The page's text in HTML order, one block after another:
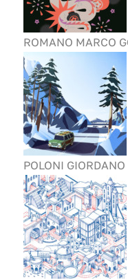
ROMANO MARCO
POLONI GIORDANO